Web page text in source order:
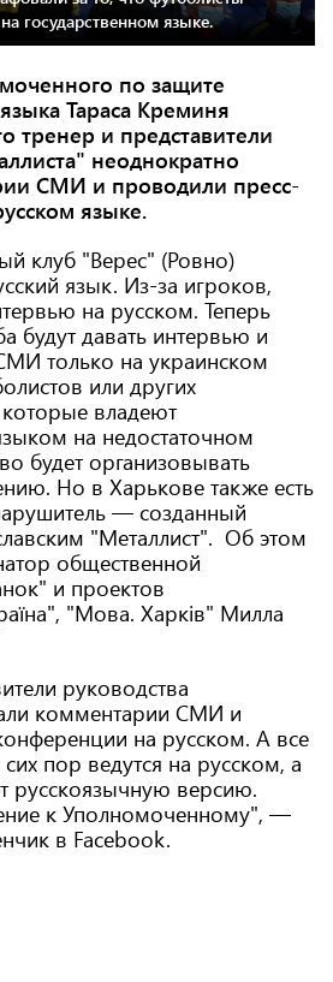
государственном языке.
по защите
Тараса Креминя
тренер и представители
неоднократно
СМИ и проводили пресс-
языке.
клуб "Верес" (Ровно)
язык. Из-за игроков,
на русском. Теперь
будут давать интервью и
только на украинском
или других
владеют
на недостаточном
будет организовывать
Но в Харькове также есть
— созданный
"Металлист". Об этом
общественной
и проектов
"Мова. Харків" Милла
руководства
комментарии СМИ и
на русском. А все
пор ведутся на русском, а
русскоязычную версию.
к Уполномоченному", —
в Facebook.